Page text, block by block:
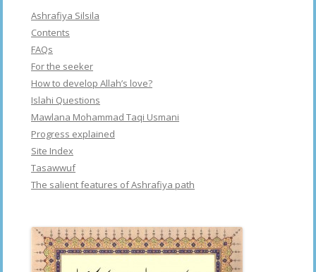
Ashrafiya Silsila
Contents
FAQs
For the seeker
How to develop Allah’s love?
Islahi Questions
Mawlana Mohammad Taqi Usmani
Progress explained
Site Index
Tasawwuf
The salient features of Ashrafiya path